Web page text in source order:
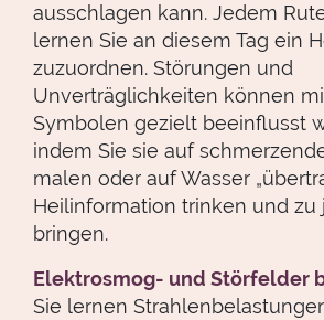
ausschlagen kann. Jedem
lernen Sie an diesem Tag ein
zuzuordnen. Störungen und
Unverträglichkeiten können
Symbolen gezielt beeinflusst
indem Sie sie auf
malen oder auf Wasser
Heilinformation trinken und zu
bringen.
Elektrosmog- und Störfelder
Sie lernen